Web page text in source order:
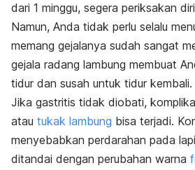
dari 1 minggu, segera periksakan
Namun, Anda tidak perlu selalu
memang gejalanya sudah sangat
gejala radang lambung membuat
tidur dan susah untuk tidur kembali.
Jika gastritis tidak diobati,
atau tukak lambung bisa terjadi.
menyebabkan perdarahan pada
ditandai dengan perubahan warna